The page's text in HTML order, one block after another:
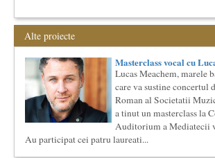
Expozitie de arta fotografica
Expozitie de arta fotografica
Spatiu: neoBhoema Art & Social Lab, Palatul
Saptamana Romano-Britanica 2018
Masterclass de traducere literara stilizata de
englezi
“Lidia Vianu’s Students Translate” Ediția a III-a
aprilie 2018 5 scriitori britanici şi o edi...
Alte proiecte
Masterclass vocal cu
Lucas Meachem, marele
care va sustine concertul
Roman al Societatii
a tinut un masterclass la
Auditorium a Mediatecii
Au participat cei patru laureati...